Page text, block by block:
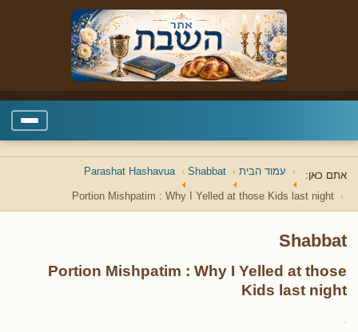
אתם כאן: עמוד הבית Shabbat
Parashat Hashavua
Portion Mishpatim : Why I Yelled at those Kids last night
Shabbat
Portion Mishpatim : Why I Yelled at those
Kids last night